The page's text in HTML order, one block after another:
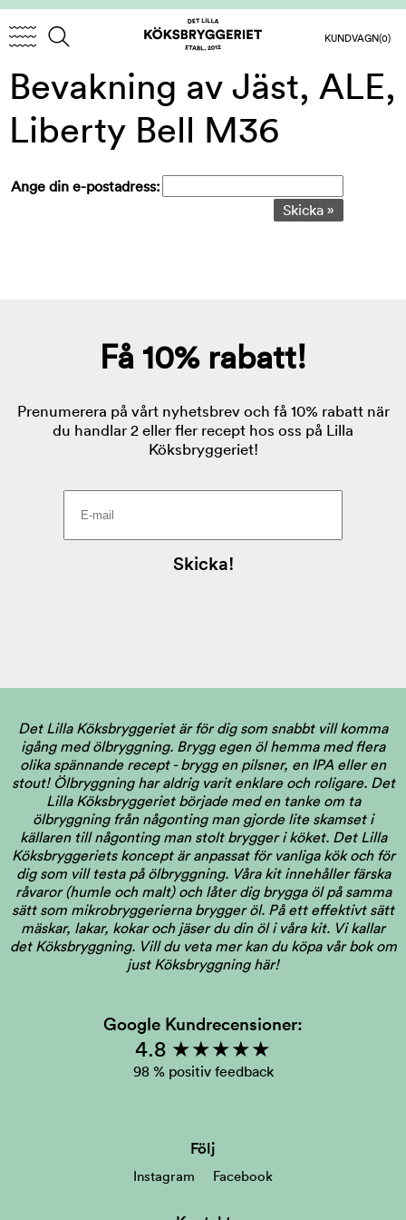
KUNDVAGN(0)
Bevakning av Jäst, ALE,
Liberty Bell M36
Ange din e-postadress:
Skicka »
Det Lilla Köksbryggeriet är för dig som snabbt vill komma
igång med ölbryggning. Brygg egen öl hemma med flera
olika spännande recept - brygg en pilsner, en IPA eller en
stout! Ölbryggning har aldrig varit enklare och roligare. Det
Lilla Köksbryggeriet började med en tanke om ta
ölbryggning från någonting man gjorde lite skamset i
källaren till någonting man stolt brygger i köket. Det Lilla
Köksbryggeriets koncept är anpassat för vanliga kök och för
dig som vill testa på ölbryggning. Våra kit innehåller färska
råvaror (humle och malt) och låter dig brygga öl på samma
sätt som mikrobryggerierna brygger öl. På ett effektivt sätt
mäskar, lakar, kokar och jäser du din öl i våra kit. Vi kallar
det Köksbryggning. Vill du veta mer kan du köpa vår bok om
just Köksbryggning här!
Google Kundrecensioner:
4.8 ★★★★★
98 % positiv feedback
Följ
Instagram Facebook